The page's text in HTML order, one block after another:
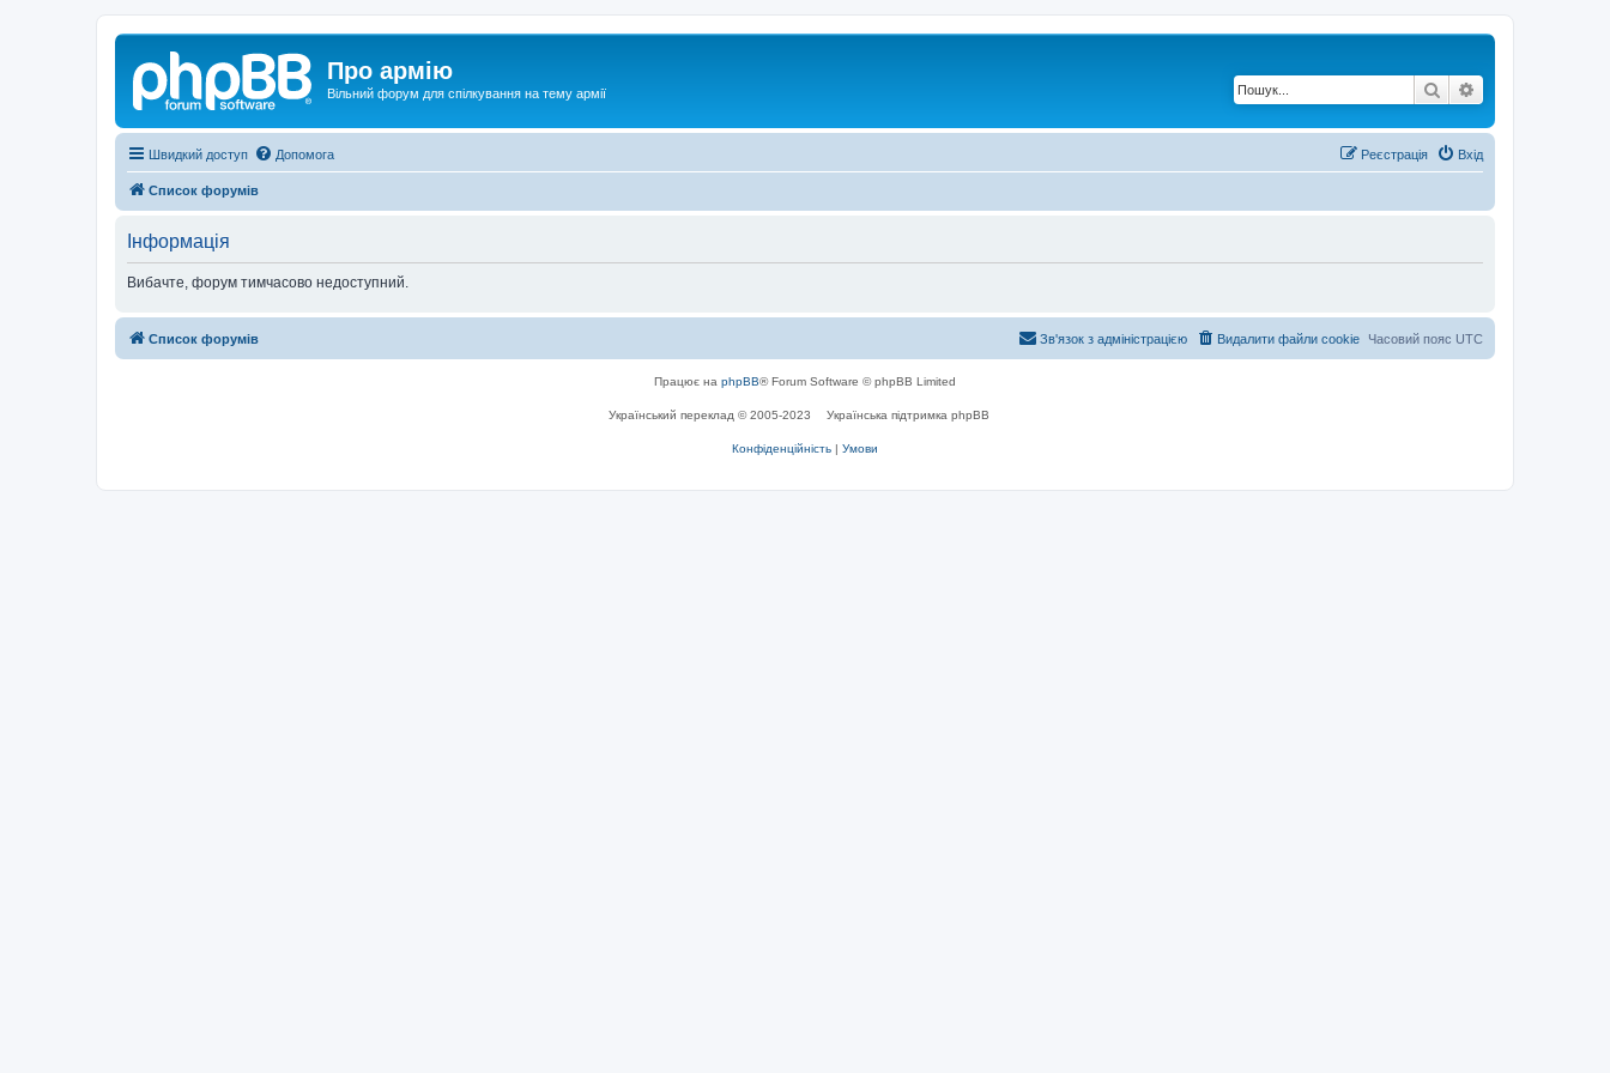
Про армію
Вільний форум для спілкування на тему армії Пошук
Швидкий доступ Допомога Вхід
Реєстрація
Список форумів
Інформація
Вибачте, форум тимчасово недоступний.
Список форумів Часовий пояс UTC
Видалити файли cookie
Зв'язок з адміністрацією
Працює на phpBB® Forum Software © phpBB Limited
Український переклад © 2005-2023 Українська підтримка phpBB
Конфіденційність | Умови